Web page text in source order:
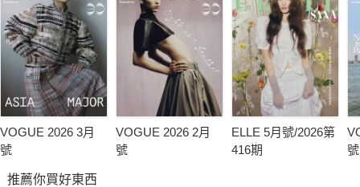
VOGUE 2026 3月
號
VOGUE 2026 2月
號
ELLE 5月號/2026第
416期
號
推薦你買好東西